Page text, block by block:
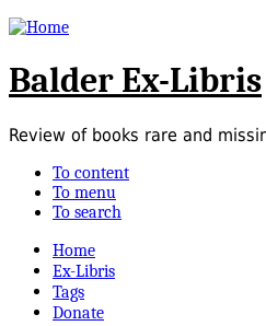
Balder Ex-Libris
Review of books rare and
To content
To menu
To search
Home
Ex-Libris
Tags
Donate